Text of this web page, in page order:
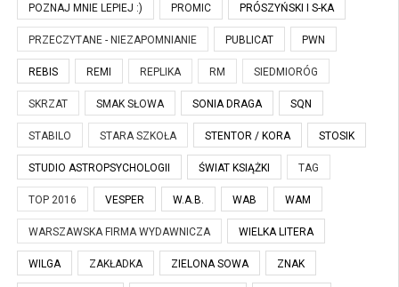
POZNAJ MNIE LEPIEJ :) PROMIC PRÓSZYŃSKI I S-KA
PRZECZYTANE - NIEZAPOMNIANIE PUBLICAT PWN
REBIS REMI REPLIKA RM SIEDMIORÓG
SKRZAT SMAK SŁOWA SONIA DRAGA SQN
STABILO STARA SZKOŁA STENTOR / KORA STOSIK
STUDIO ASTROPSYCHOLOGII ŚWIAT KSIĄŻKI TAG
TOP 2016 VESPER W.A.B. WAB WAM
WARSZAWSKA FIRMA WYDAWNICZA WIELKA LITERA
WILGA ZAKŁADKA ZIELONA SOWA ZNAK